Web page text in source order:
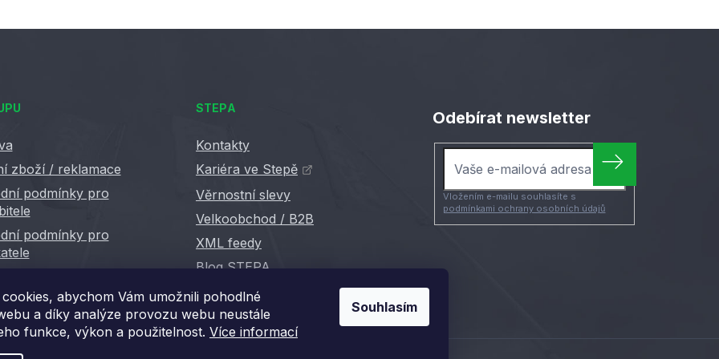
abychom Vám umožnili pohodlné
a díky analýze provozu webu neustále
funkce, výkon a použitelnost. Více informací
Souhlasím
zboží / reklamace
podmínky pro
podmínky pro
STEPA
Kontakty
Kariéra ve Stepě
Věrnostní slevy
Velkoobchod / B2B
XML feedy
Blog STEPA
Odebírat newsletter
Vložením e-mailu souhlasíte s
podmínkami ochrany osobních údajů